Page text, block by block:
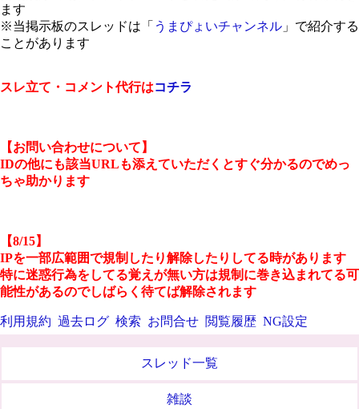
ます
※当掲示板のスレッドは「 うまぴょいチャンネル 」で紹介する
ことがあります
スレ立て・コメント代行はコチラ
【お問い合わせについて】
IDの他にも該当URLも添えていただくとすぐ分かるのでめっ
ちゃ助かります
【8/15】
IPを一部広範囲で規制したり解除したりしてる時があります
特に迷惑行為をしてる覚えが無い方は規制に巻き込まれてる可
能性があるのでしばらく待てば解除されます
利用規約 過去ログ 検索 お問合せ 閲覧履歴 NG設定
スレッド一覧
雑談